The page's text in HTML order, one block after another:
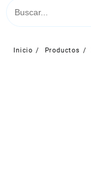
Inicio Productos